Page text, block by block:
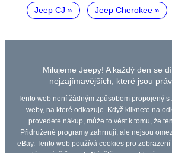
Jeep CJ Jeep Cherokee
Milujeme Jeepy! A každý den se
nejzajímavějších, které jsou
Tento web není žádným způsobem propojený
weby, na které odkazuje. Když kliknete na
provedete nákup, může to vést k tomu, že
Přidružené programy zahrnují, ale nejsou
eBay. Tento web používá cookies pro